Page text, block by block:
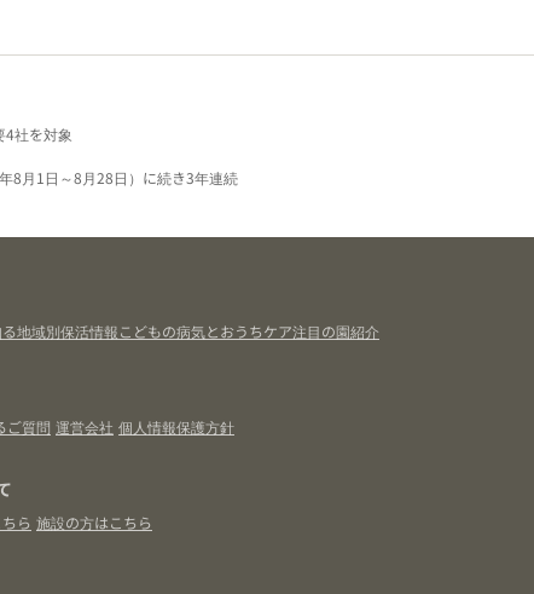
4社を対象
8月1日～8月28日）に続き3年連続
地域別保活情報こどもの病気とおうちケア注目の園紹介
ご質問 運営会社 個人情報保護方針
ら 施設の方はこちら